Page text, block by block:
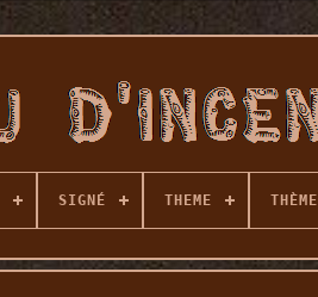
SIGNÉ THEME THÈME